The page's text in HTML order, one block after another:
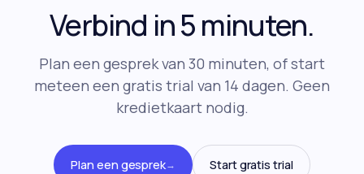
Verbind in 5 minuten.
Plan een gesprek van 30 minuten, of start
meteen een gratis trial van 14 dagen. Geen
kredietkaart nodig.
Plan een gesprek→ Start gratis trial